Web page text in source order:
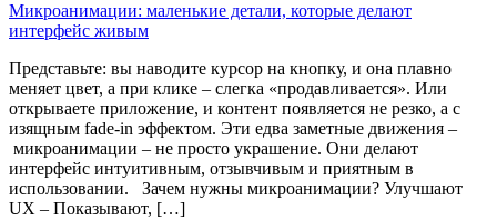
Микроанимации: маленькие детали, которые делают
интерфейс живым
Представьте: вы наводите курсор на кнопку, и она плавно
меняет цвет, а при клике – слегка «продавливается». Или
открываете приложение, и контент появляется не резко, а с
изящным fade-in эффектом. Эти едва заметные движения –
микроанимации – не просто украшение. Они делают
интерфейс интуитивным, отзывчивым и приятным в
использовании. Зачем нужны микроанимации? Улучшают
UX – Показывают, […]